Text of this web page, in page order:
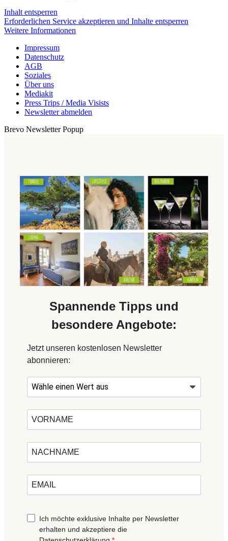
Inhalt entsperren
Erforderlichen Service akzeptieren und Inhalte entsperren
Weitere Informationen
Impressum
Datenschutz
AGB
Soziales
Über uns
Mediakit
Press Trips / Media Visists
Newsletter abmelden
Brevo Newsletter Popup